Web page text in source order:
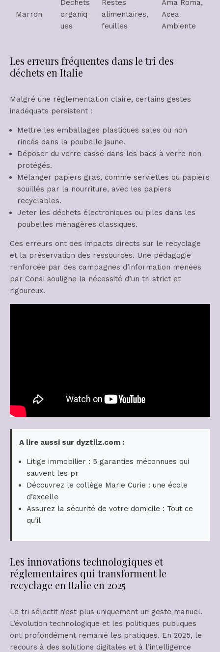
Marron
Déchets
organiq
ues
Restes
alimentaires,
feuilles
Ama Roma,
Acea
Ambiente
Les erreurs fréquentes dans le tri des
déchets en Italie
Malgré une réglementation claire, certains gestes
inadéquats persistent :
Mettre les emballages plastiques sales ou non
rincés dans la poubelle jaune.
Déposer du verre cassé dans les bacs à verre non
protégés.
Mélanger papiers gras, comme serviettes ou papiers
souillés par la nourriture, avec les papiers
recyclables.
Jeter les déchets électroniques ou piles dans les
poubelles ménagères classiques.
Ces erreurs ont des impacts directs sur le recyclage
et la préservation des ressources. Une pédagogie
renforcée par des campagnes d’information menées
par Conai souligne la nécessité d’un tri strict et
rigoureux.
A lire aussi sur dyztilz.com :
Litige immobilier : 5 garanties méconnues qui
sauvent les pr
Découvrez le collège Marie Curie : une école
d’excelle
Assurez la sécurité de votre domicile : Tout ce
qu’il
Les innovations technologiques et
réglementaires qui transforment le
recyclage en Italie en 2025
Le tri sélectif n’est plus uniquement un geste manuel.
L’évolution technologique et les politiques publiques
ont profondément remanié les pratiques. En 2025, le
recours à des solutions digitales et à l’intelligence